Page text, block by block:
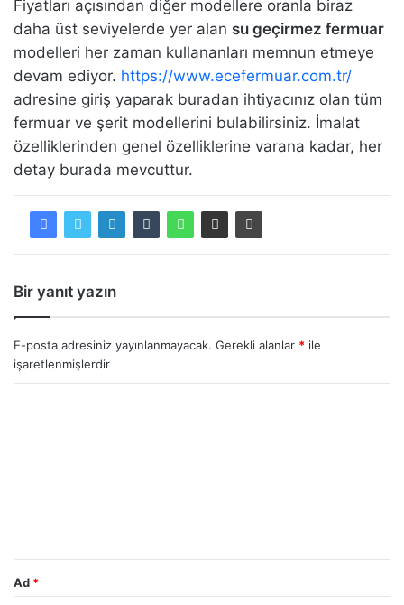
Fiyatları açısından diğer modellere oranla biraz
daha üst seviyelerde yer alan su geçirmez fermuar
modelleri her zaman kullananları memnun etmeye
devam ediyor. https://www.ecefermuar.com.tr/
adresine giriş yaparak buradan ihtiyacınız olan tüm
fermuar ve şerit modellerini bulabilirsiniz. İmalat
özelliklerinden genel özelliklerine varana kadar, her
detay burada mevcuttur.
Bir yanıt yazın
E-posta adresiniz yayınlanmayacak. Gerekli alanlar * ile
işaretlenmişlerdir
Ad *